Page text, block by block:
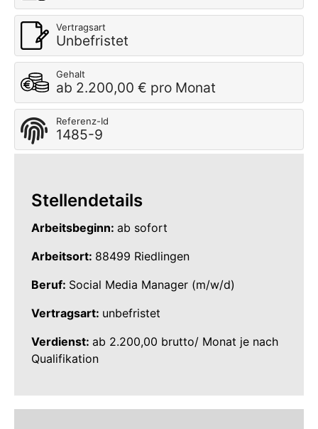
Vertragsart
Unbefristet
Gehalt
ab 2.200,00 € pro Monat
Referenz-Id
1485-9
Stellendetails
Arbeitsbeginn: ab sofort
Arbeitsort: 88499 Riedlingen
Beruf: Social Media Manager (m/w/d)
Vertragsart: unbefristet
Verdienst: ab 2.200,00 brutto/ Monat je nach
Qualifikation